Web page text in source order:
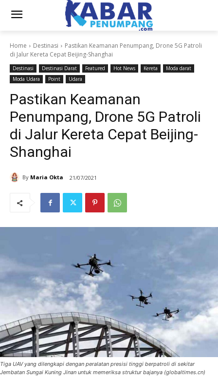
Home Destinasi
Pastikan Keamanan Penumpang, Drone 5G Patroli
di Jalur Kereta Cepat Beijing-Shanghai
Destinasi Destinasi Darat Featured Hot News Kereta
Moda darat
Moda Udara
Point Udara
Pastikan Keamanan
Penumpang, Drone 5G Patroli
di Jalur Kereta Cepat Beijing-
Shanghai
By Maria Okta 21/07/2021
Tiga UAV yang dilengkapi dengan peralatan presisi tinggi berpatroli di sekitar
Jembatan Sungai Kuning Jinan untuk memeriksa struktur bajanya (globaltimes.cn)